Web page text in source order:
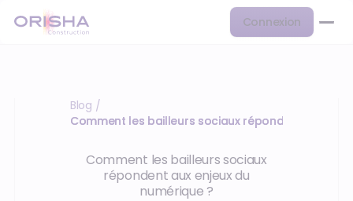
Connexion
Blog /
Comment les bailleurs sociaux répondent aux
Comment les bailleurs sociaux
répondent aux enjeux du
numérique ?